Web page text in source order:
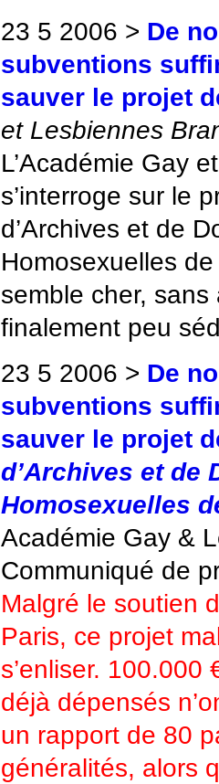
23 5 2006 > De
subventions
sauver le projet
et Lesbiennes
L’Académie Gay
s’interroge sur le
d’Archives et de
Homosexuelles
semble cher, sans
finalement peu
23 5 2006 > De
subventions
sauver le projet
d’Archives et de
Homosexuelles
Académie Gay &
Communiqué de
Malgré le soutien
Paris, ce projet
s’enliser. 100.000
déjà dépensés
un rapport de 80
généralités, alors